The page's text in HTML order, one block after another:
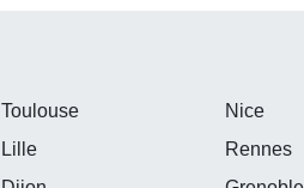
Toulouse Nice
Lille Rennes